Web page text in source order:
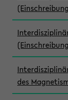
des